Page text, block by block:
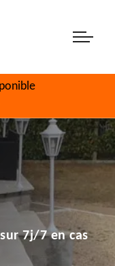
7j/7 en cas